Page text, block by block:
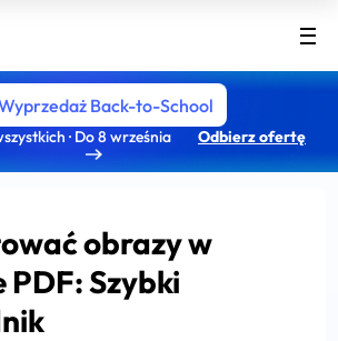
Back-to-School
· Do 8 września Odbierz ofertę
obrazy w
Szybki